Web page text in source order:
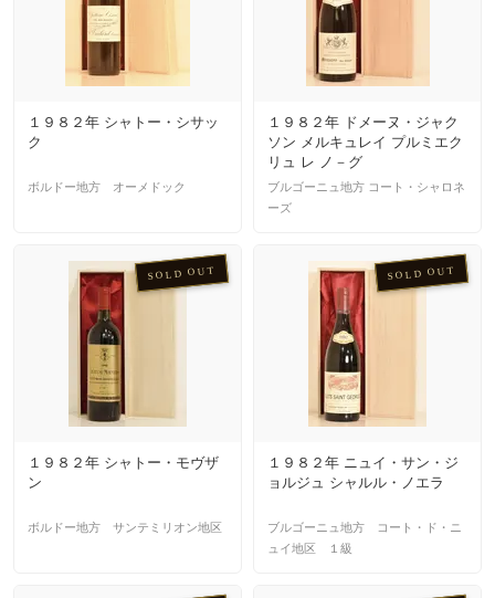
１９８２年 シャトー・シサッ
ク
ボルドー地方 オーメドック
１９８２年 ドメーヌ・ジャク
ソン メルキュレイ プルミエク
リュ レ ノ－グ
ブルゴーニュ地方 コート・シャロネ
ーズ
SOLD OUT
１９８２年 シャトー・モヴザ
ン
ボルドー地方 サンテミリオン地区
SOLD OUT
１９８２年 ニュイ・サン・ジ
ョルジュ シャルル・ノエラ
ブルゴーニュ地方 コート・ド・ニ
ュイ地区 １級